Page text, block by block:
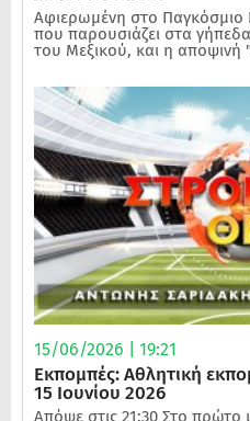
Αφιερωμένη στο Παγκόσμιο
που παρουσιάζει στα
του Μεξικού, και η αποψινή
15/06/2026 | 19:21
Εκπομπές: Αθλητική
15 Ιουνίου 2026
Απόψε στις 21:30 Στο πρώτο